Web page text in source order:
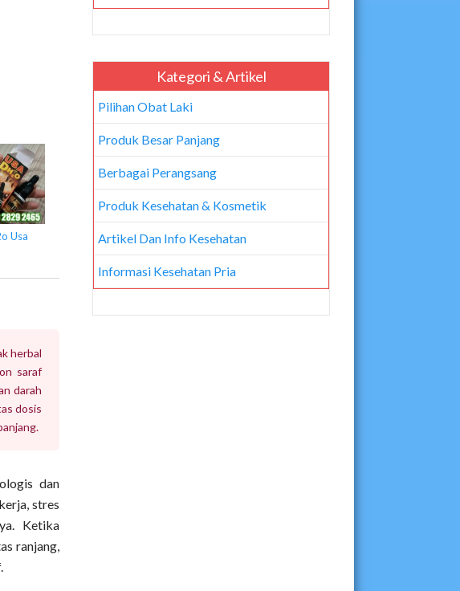
Usa
herbal
saraf
darah
dosis
dan
stres
Ketika
ranjang,
Kategori & Artikel
Pilihan Obat Laki
Produk Besar Panjang
Berbagai Perangsang
Produk Kesehatan & Kosmetik
Artikel Dan Info Kesehatan
Informasi Kesehatan Pria